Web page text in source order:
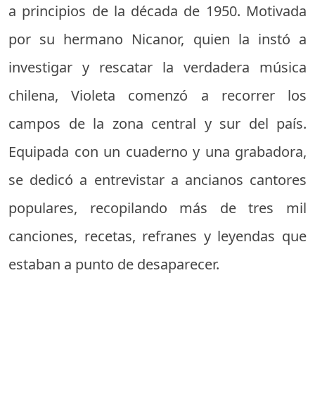
a principios de la década de 1950. Motivada
por su hermano Nicanor, quien la instó a
investigar y rescatar la verdadera música
chilena, Violeta comenzó a recorrer los
campos de la zona central y sur del país.
Equipada con un cuaderno y una grabadora,
se dedicó a entrevistar a ancianos cantores
populares, recopilando más de tres mil
canciones, recetas, refranes y leyendas que
estaban a punto de desaparecer.